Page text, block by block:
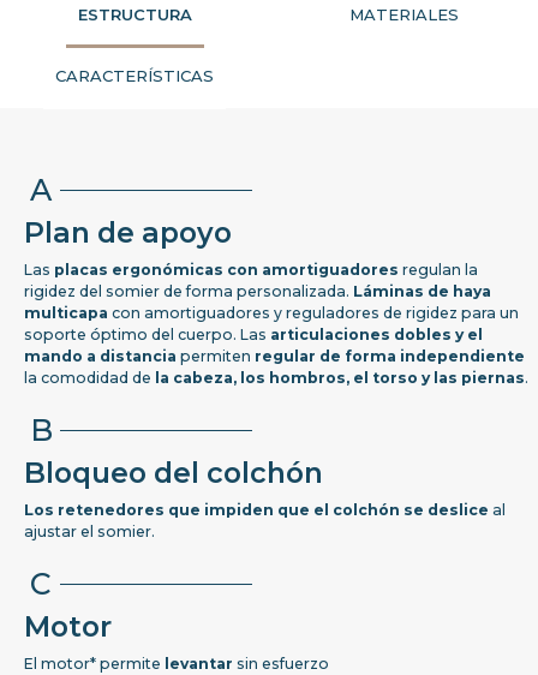
ESTRUCTURA MATERIALES
CARACTERÍSTICAS
A
Plan de apoyo
Las placas ergonómicas con amortiguadores regulan la
rigidez del somier de forma personalizada. Láminas de haya
multicapa con amortiguadores y reguladores de rigidez para un
soporte óptimo del cuerpo. Las articulaciones dobles y el
mando a distancia permiten regular de forma independiente
la comodidad de la cabeza, los hombros, el torso y las piernas.
B
Bloqueo del colchón
Los retenedores que impiden que el colchón se deslice al
ajustar el somier.
C
Motor
El motor* permite levantar sin esfuerzo